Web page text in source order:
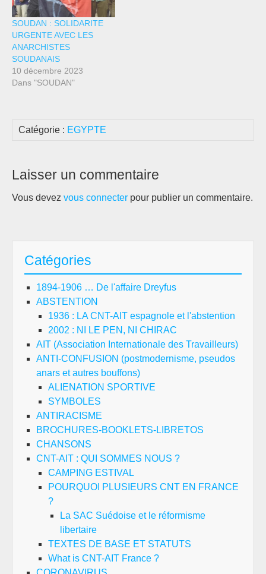
SOUDAN : SOLIDARITE
URGENTE AVEC LES
ANARCHISTES
SOUDANAIS
10 décembre 2023
Dans "SOUDAN"
Catégorie : EGYPTE
Laisser un commentaire
Vous devez vous connecter pour publier un commentaire.
Catégories
1894-1906 … De l'affaire Dreyfus
ABSTENTION
1936 : LA CNT-AIT espagnole et l'abstention
2002 : NI LE PEN, NI CHIRAC
AIT (Association Internationale des Travailleurs)
ANTI-CONFUSION (postmodernisme, pseudos
anars et autres bouffons)
ALIENATION SPORTIVE
SYMBOLES
ANTIRACISME
BROCHURES-BOOKLETS-LIBRETOS
CHANSONS
CNT-AIT : QUI SOMMES NOUS ?
CAMPING ESTIVAL
POURQUOI PLUSIEURS CNT EN FRANCE
?
La SAC Suédoise et le réformisme
libertaire
TEXTES DE BASE ET STATUTS
What is CNT-AIT France ?